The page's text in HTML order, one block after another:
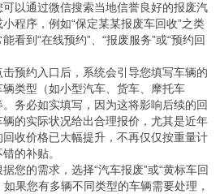
以通过微信搜索当地信誉良好的报废汽
程序，例如“保定某某报废车回收”之类
看到“在线预约”、“报废服务”或“预约回
预约入口后，系统会引导您填写车辆的
类型（如小型汽车、货车、摩托车
务必如实填写，因为这将影响后续的回
的实际状况给出合理报价，尤其是近年
收价格已大幅提升，不再仅仅按重量计
的补贴。
您的需求，选择“汽车报废”或“黄标车回
如果您有多辆不同类型的车辆需要处理，